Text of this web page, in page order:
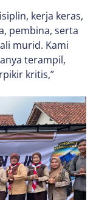
kerja keras,
pembina, serta
murid. Kami
terampil,
kritis,”